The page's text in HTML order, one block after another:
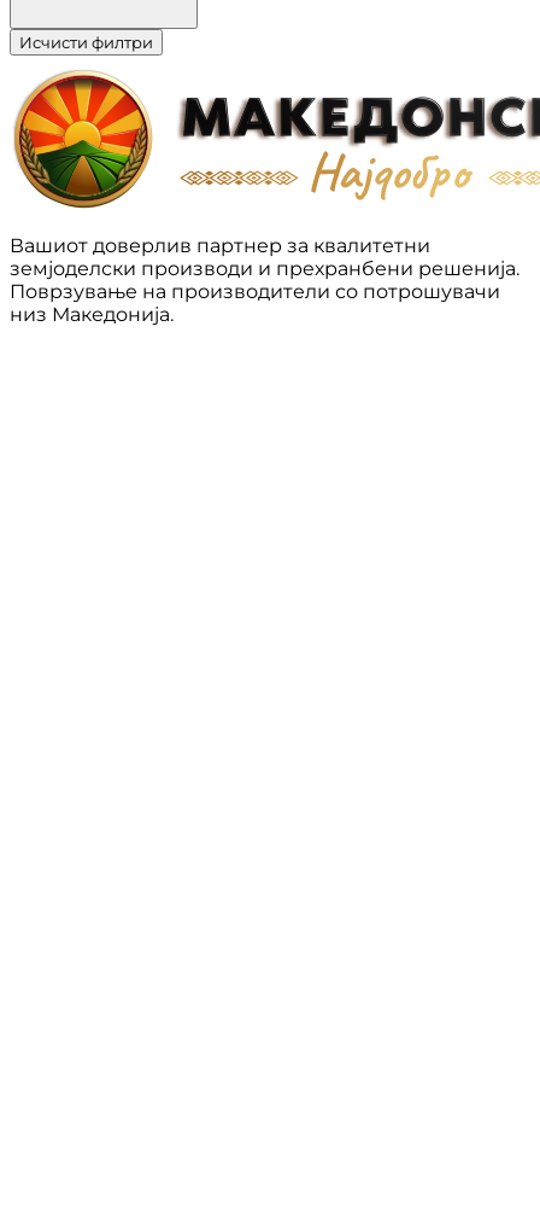
Исчисти филтри
Вашиот доверлив партнер за квалитетни
земјоделски производи и прехранбени решенија.
Поврзување на производители со потрошувачи
низ Македонија.